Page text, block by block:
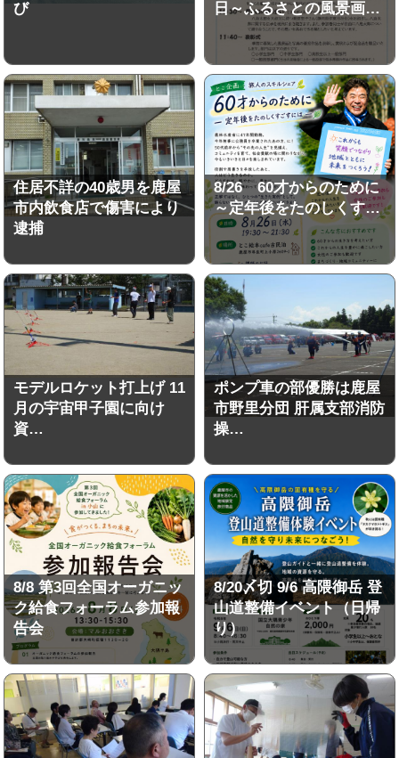
び
日～ふるさとの風景画…
住居不詳の40歳男を鹿屋
市内飲食店で傷害により
逮捕
8/26 60才からのために
～定年後をたのしくす…
モデルロケット打上げ 11
月の宇宙甲子園に向け
資…
ポンプ車の部優勝は鹿屋
市野里分団 肝属支部消防
操…
8/8 第3回全国オーガニッ
ク給食フォーラム参加報
告会
8/20〆切 9/6 高隈御岳 登
山道整備イベント（日帰
り）